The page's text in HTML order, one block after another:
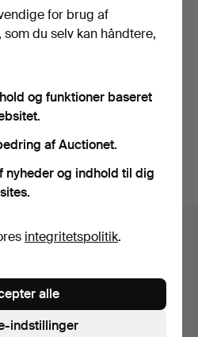
du nemt framelde det igen.
brugervilkårene
for brug af
du selv kan håndtere,
og funktioner baseret
af Auctionet.
nyheder og indhold til dig
integritetspolitik.
indstillinger
alle